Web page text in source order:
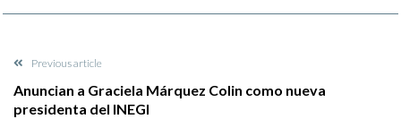
Previous article
Anuncian a Graciela Márquez Colin como nueva
presidenta del INEGI